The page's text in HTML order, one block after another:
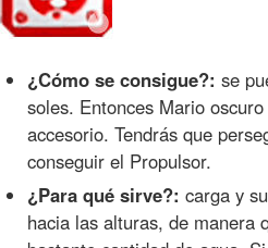
¿Cómo se consigue?: se
soles. Entonces Mario
accesorio. Tendrás que
conseguir el Propulsor.
¿Para qué sirve?: carga y
hacia las alturas, de manera